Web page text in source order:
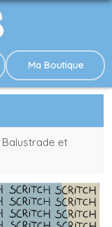
Ma Boutique
et